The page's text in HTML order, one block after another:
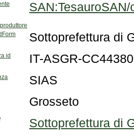
Sottoprefettura di
id IT-ASGR-
SIAS
Grosseto
Sottoprefettura di